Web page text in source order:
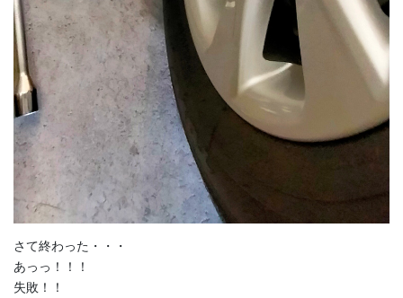
さて終わった・・・
あっっ！！！
失敗！！